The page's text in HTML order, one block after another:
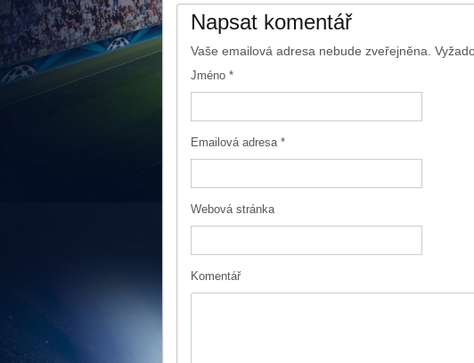
Napsat komentář
Vaše emailová adresa nebude zveřejněna.
Jméno *
Emailová adresa *
Webová stránka
Komentář